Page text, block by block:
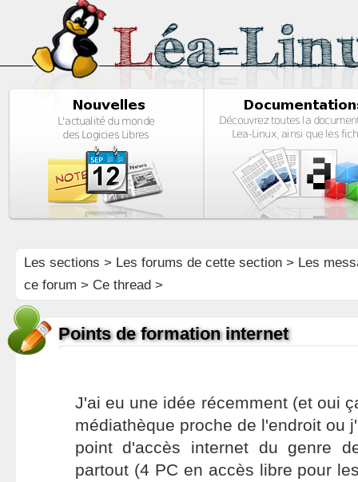
Les sections > Les forums de cette section> Les
ce forum > Ce thread >
Points de formation internet
J'ai eu une idée récemment (et oui
médiathèque proche de l'endroit ou
point d'accès internet du genre
partout (4 PC en accès libre pour